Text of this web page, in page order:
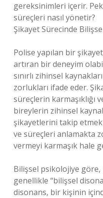
gereksinimleri içerir.
süreçleri nasıl yönetir?
Şikayet Sürecinde
Polise yapılan bir
artıran bir deneyim
sınırlı zihinsel
zorlukları ifade eder.
süreçlerin karmaşıklığı
bireylerin zihinsel
şikayetlerini takip
ve süreçleri anlamakta
vermeyi karmaşık hale
Bilişsel psikolojiye göre,
genellikle “bilişsel
disonans, bir kişinin